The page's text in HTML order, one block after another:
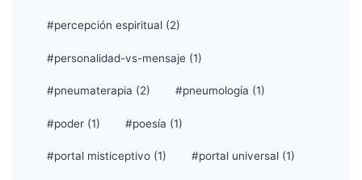
#percepción espiritual (2)
#personalidad-vs-mensaje (1)
#pneumaterapia (2) #pneumología (1)
#poder (1) #poesía (1)
#portal misticeptivo (1) #portal universal (1)